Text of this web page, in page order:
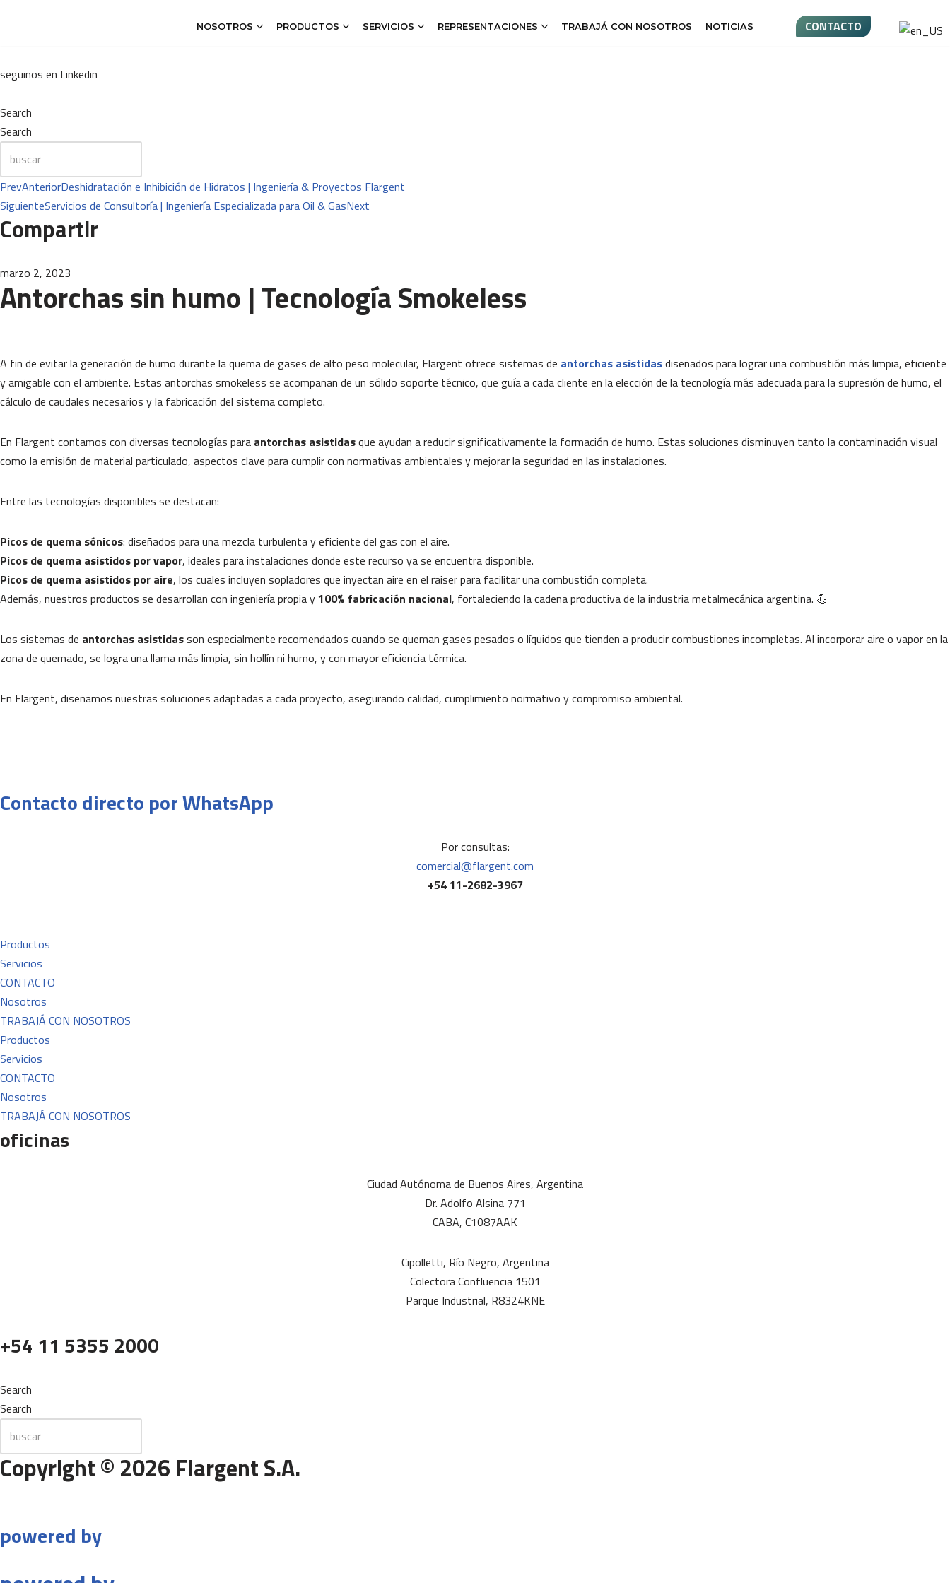
contenido
NOSOTROS PRODUCTOS SERVICIOS REPRESENTACIONES TRABAJÁ CON NOSOTROS NOTICIAS CONTACTO
seguinos en Linkedin
Search
Search
PrevAnteriorDeshidratación e Inhibición de Hidratos | Ingeniería & Proyectos Flargent
SiguienteServicios de Consultoría | Ingeniería Especializada para Oil & GasNext
Compartir
marzo 2, 2023
Antorchas sin humo | Tecnología Smokeless
A fin de evitar la generación de humo durante la quema de gases de alto peso molecular, Flargent ofrece sistemas de antorchas asistidasdiseñados para lograr una combustión más limpia, eficiente
y amigable con el ambiente. Estas antorchas smokeless se acompañan de un sólido soporte técnico, que guía a cada cliente en la elección de la tecnología más adecuada para la supresión de humo, el
cálculo de caudales necesarios y la fabricación del sistema completo.
En Flargent contamos con diversas tecnologías para antorchas asistidasque ayudan a reducir significativamente la formación de humo. Estas soluciones disminuyen tanto la contaminación visual
como la emisión de material particulado, aspectos clave para cumplir con normativas ambientales y mejorar la seguridad en las instalaciones.
Entre las tecnologías disponibles se destacan:
Picos de quema sónicos: diseñados para una mezcla turbulenta y eficiente del gas con el aire.
Picos de quema asistidos por vapor, ideales para instalaciones donde este recurso ya se encuentra disponible.
Picos de quema asistidos por aire, los cuales incluyen sopladores que inyectan aire en el raiser para facilitar una combustión completa.
Además, nuestros productos se desarrollan con ingeniería propia y 100% fabricación nacional, fortaleciendo la cadena productiva de la industria metalmecánica argentina. 💪
Los sistemas de antorchas asistidasson especialmente recomendados cuando se queman gases pesados o líquidos que tienden a producir combustiones incompletas. Al incorporar aire o vapor en la
zona de quemado, se logra una llama más limpia, sin hollín ni humo, y con mayor eficiencia térmica.
En Flargent, diseñamos nuestras soluciones adaptadas a cada proyecto, asegurando calidad, cumplimiento normativo y compromiso ambiental.
Contacto directo por WhatsApp
Por consultas:
comercial@flargent.com
+54 11-2682-3967
Productos
Servicios
CONTACTO
Nosotros
TRABAJÁ CON NOSOTROS
Productos
Servicios
CONTACTO
Nosotros
TRABAJÁ CON NOSOTROS
oficinas
Ciudad Autónoma de Buenos Aires, Argentina
Dr. Adolfo Alsina 771
CABA, C1087AAK
Cipolletti, Río Negro, Argentina
Colectora Confluencia 1501
Parque Industrial, R8324KNE
+54 11 5355 2000
Search
Search
Copyright © 2026 Flargent S.A.
powered by